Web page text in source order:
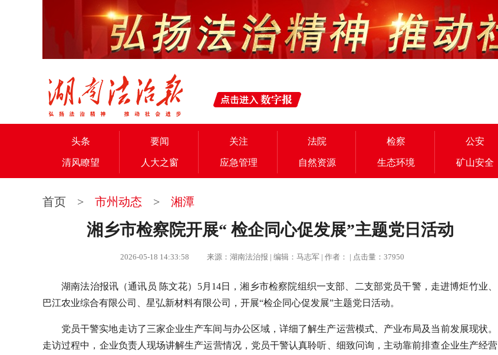
头条 要闻 关注 法院 检察 公安
清风瞭望 人大之窗 应急管理 自然资源 生态环境 矿山安全
首页 > 市州动态 > 湘潭
湘乡市检察院开展“ 检企同心促发展”主题党日活动
2026-05-18 14:33:58 来源：湖南法治报 | 编辑：马志军 | 作者： | 点击量：37950
湖南法治报讯（通讯员 陈文花）5月14日，湘乡市检察院组织一支部、二支部党员干警，走进博炬竹业、
巴江农业综合有限公司、星弘新材料有限公司，开展“检企同心促发展”主题党日活动。
党员干警实地走访了三家企业生产车间与办公区域，详细了解生产运营模式、产业布局及当前发展现状。
走访过程中，企业负责人现场讲解生产运营情况，党员干警认真聆听、细致问询，主动靠前排查企业生产经营